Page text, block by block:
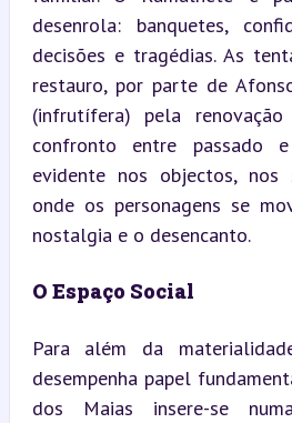
desenrola: banquetes,
decisões e tragédias. As
restauro, por parte de
(infrutífera) pela
confronto entre passado
evidente nos objectos,
onde os personagens se
nostalgia e o desencanto.
O Espaço Social
Para além da
desempenha papel
dos Maias insere-se